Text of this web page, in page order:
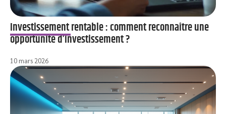
Investissement rentable : comment reconnaître une
opportunité d’investissement ?
10 mars 2026